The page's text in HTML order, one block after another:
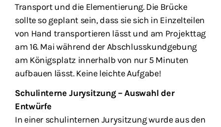
Transport und die Elementierung. Die Brücke
sollte so geplant sein, dass sie sich in Einzelteilen
von Hand transportieren lässt und am Projekttag
am 16. Mai während der Abschlusskundgebung
am Königsplatz innerhalb von nur 5 Minuten
aufbauen lässt. Keine leichte Aufgabe!
Schulinterne Jurysitzung – Auswahl der
Entwürfe
In einer schulinternen Jurysitzung wurde aus den